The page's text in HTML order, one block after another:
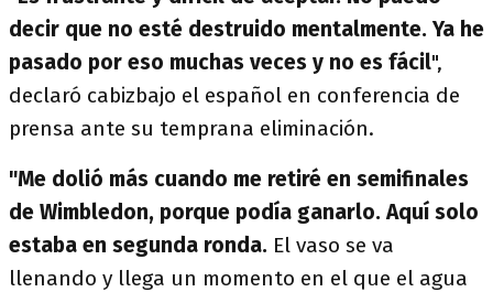
decir que no esté destruido mentalmente. Ya he
pasado por eso muchas veces y no es fácil",
declaró cabizbajo el español en conferencia de
prensa ante su temprana eliminación.
"Me dolió más cuando me retiré en semifinales
de Wimbledon, porque podía ganarlo. Aquí solo
estaba en segunda ronda. El vaso se va
llenando y llega un momento en el que el agua